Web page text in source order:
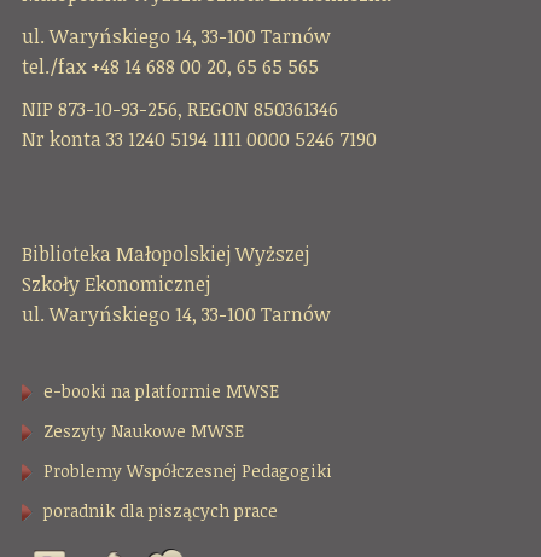
ul. Waryńskiego 14, 33-100 Tarnów
tel./fax +48 14 688 00 20, 65 65 565
NIP 873-10-93-256, REGON 850361346
Nr konta 33 1240 5194 1111 0000 5246 7190
Biblioteka Małopolskiej Wyższej
Szkoły Ekonomicznej
ul. Waryńskiego 14, 33-100 Tarnów
e-booki na platformie MWSE
Zeszyty Naukowe MWSE
Problemy Współczesnej Pedagogiki
poradnik dla piszących prace